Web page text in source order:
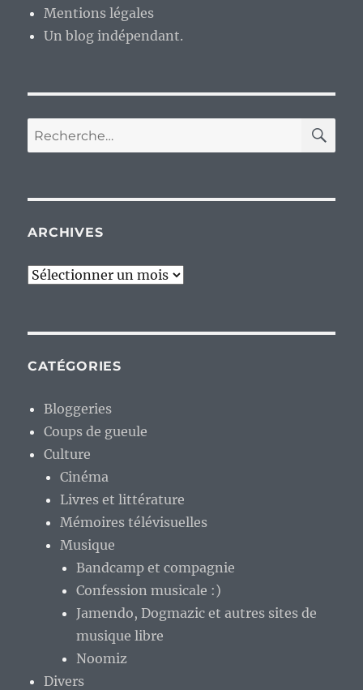
Mentions légales
Un blog indépendant.
Recherche
pour :
ARCHIVES
Archives
CATÉGORIES
Bloggeries
Coups de gueule
Culture
Cinéma
Livres et littérature
Mémoires télévisuelles
Musique
Bandcamp et compagnie
Confession musicale :)
Jamendo, Dogmazic et autres sites de
musique libre
Noomiz
Divers